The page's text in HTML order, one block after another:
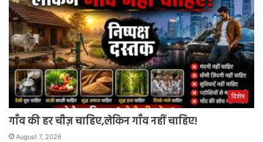
विशेष
गाँव की हर चीज़ चाहिए,लेकिन गाँव नहीं चाहिए!
August 7, 2026